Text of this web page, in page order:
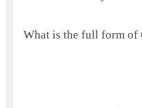
What is the full form of